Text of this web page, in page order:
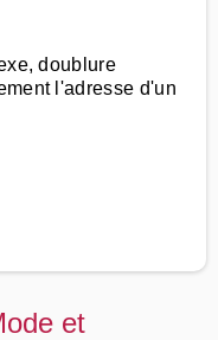
doublure
l'adresse d'un
et